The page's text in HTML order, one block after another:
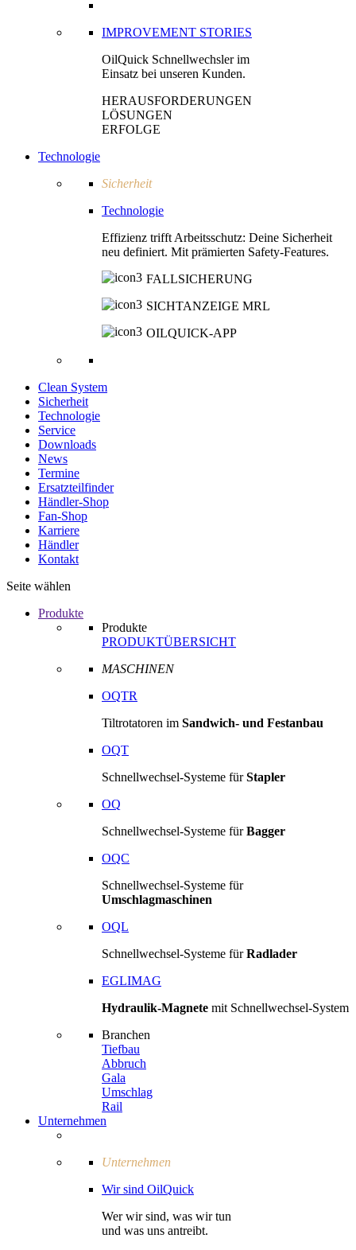
IMPROVEMENT STORIES
OilQuick Schnellwechsler im
Einsatz bei unseren Kunden.
HERAUSFORDERUNGEN
LÖSUNGEN
ERFOLGE
Technologie
Sicherheit
Technologie
Effizienz trifft Arbeitsschutz: Deine Sicherheit
neu definiert. Mit prämierten Safety-Features.
FALLSICHERUNG
SICHTANZEIGE MRL
OILQUICK-APP
Clean System
Sicherheit
Technologie
Service
Downloads
News
Termine
Ersatzteilfinder
Händler-Shop
Fan-Shop
Karriere
Händler
Kontakt
Seite wählen
Produkte
Produkte
PRODUKTÜBERSICHT
MASCHINEN
OQTR
Tiltrotatoren im Sandwich- und Festanbau
OQT
Schnellwechsel-Systeme fürStapler
OQ
Schnellwechsel-Systeme fürBagger
OQC
Schnellwechsel-Systeme für
Umschlagmaschinen
OQL
Schnellwechsel-Systeme fürRadlader
EGLIMAG
Hydraulik-Magnete mit Schnellwechsel-System
Branchen
Tiefbau
Abbruch
Gala
Umschlag
Rail
Unternehmen
Unternehmen
Wir sind OilQuick
Wer wir sind, was wir tun
und was uns antreibt.